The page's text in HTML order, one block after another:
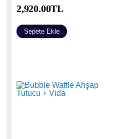
2,920.00TL
Sepete Ekle